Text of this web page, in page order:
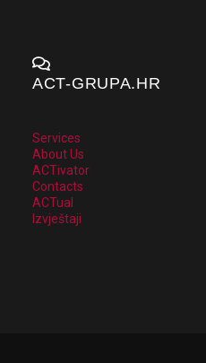
ACT-GRUPA.HR
Services
About Us
ACTivator
Contacts
ACTual
Izvještaji